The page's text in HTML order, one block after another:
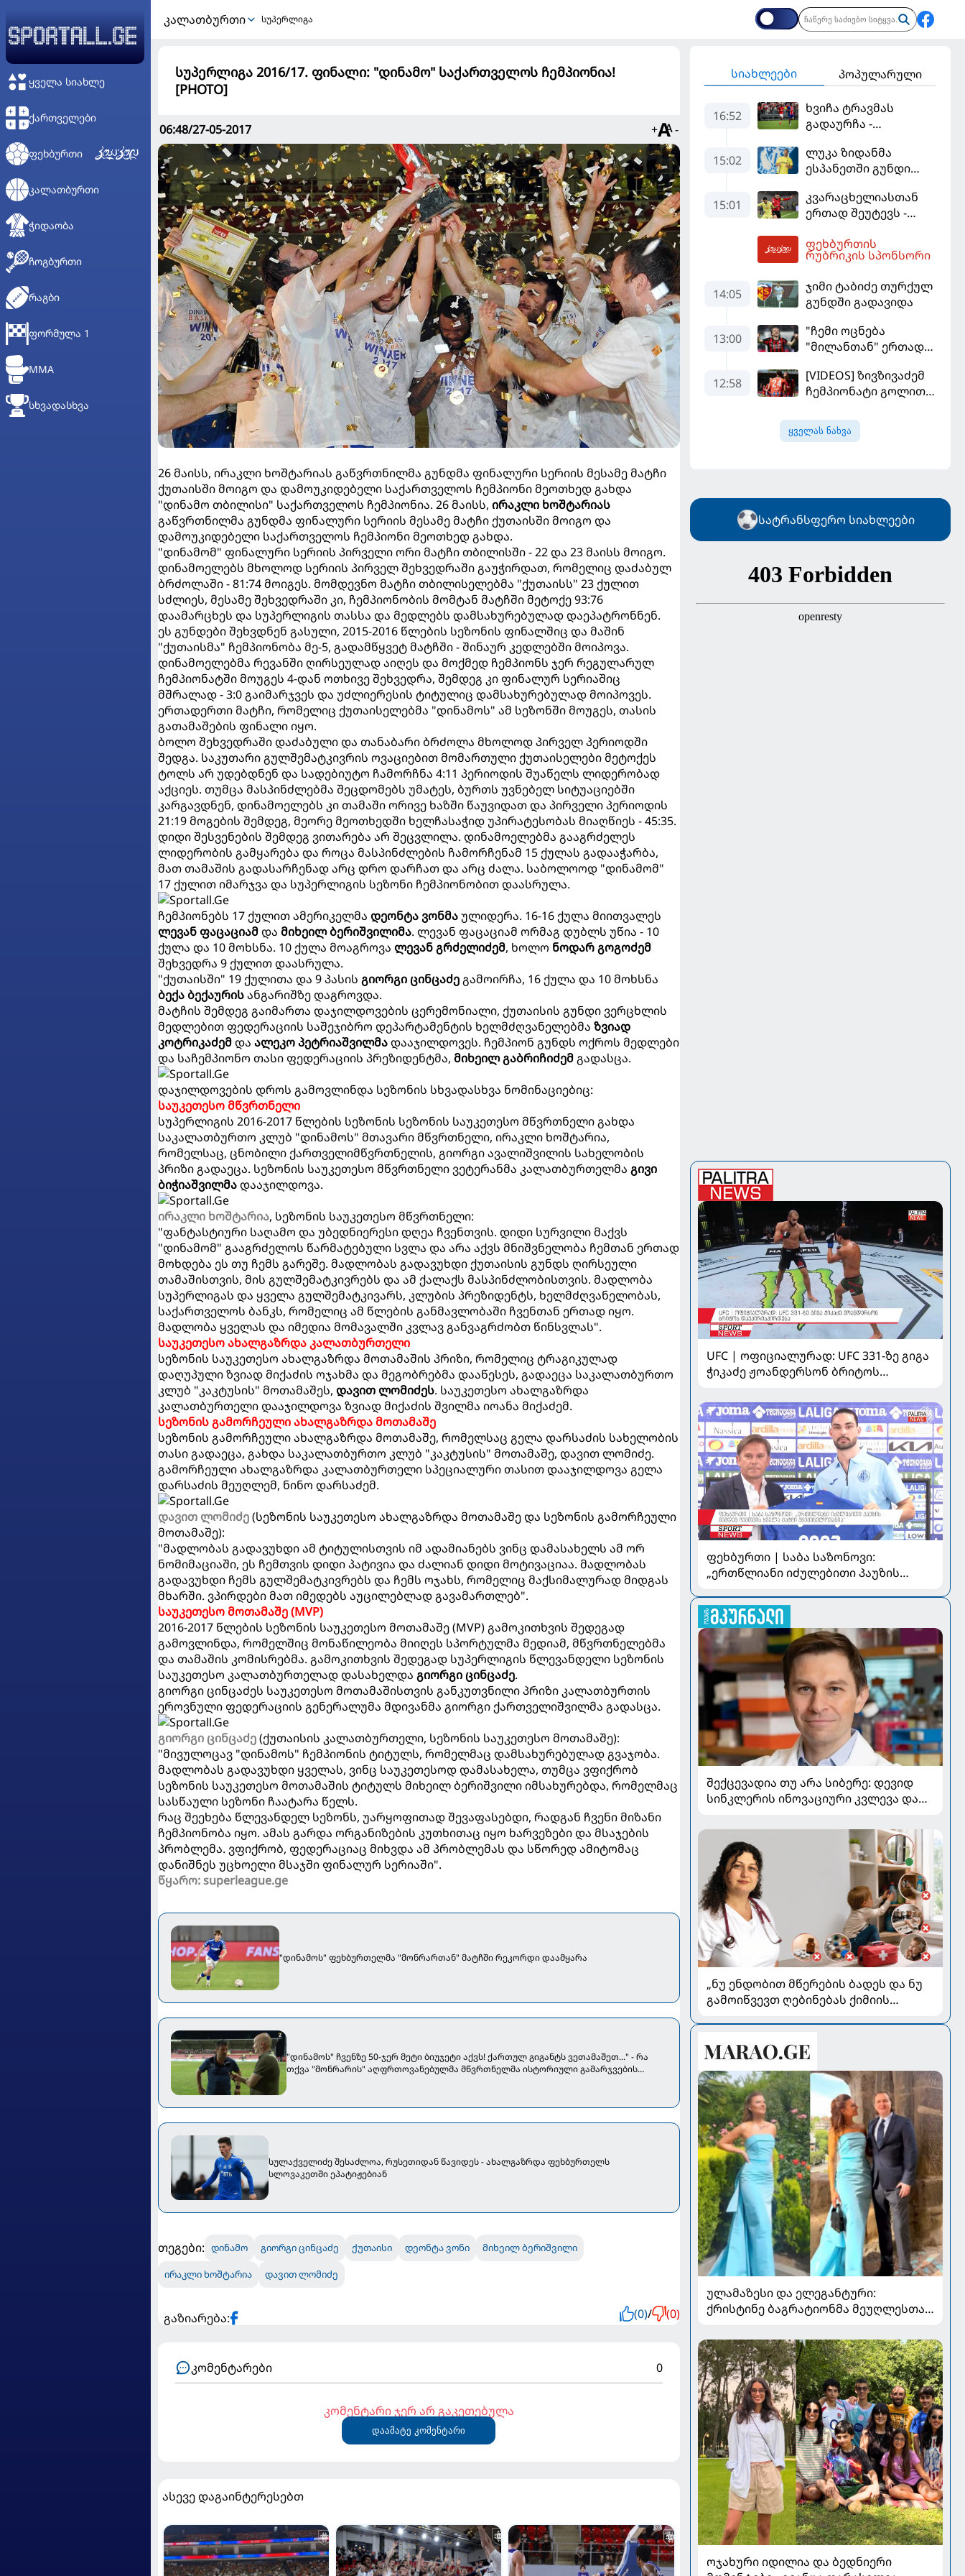
ᲧᲕᲔᲚᲐ ᲡᲘᲐᲮᲚᲔ
ᲥᲐᲠᲗᲕᲔᲚᲔᲑᲘ
ᲤᲔᲮᲑᲣᲠᲗᲘ
ᲙᲐᲚᲐᲗᲑᲣᲠᲗᲘ
ᲭᲘᲓᲐᲝᲑᲐ
ᲩᲝᲒᲑᲣᲠᲗᲘ
ᲠᲐᲒᲑᲘ
ᲤᲝᲠᲛᲣᲚᲐ 1
MMA
ᲡᲮᲕᲐᲓᲐᲡᲮᲕᲐ
ᲙᲐᲚᲐᲗᲑᲣᲠᲗᲘ სუპერლიგა
სუპერლიგა 2016/17. ფინალი: "დინამო" საქართველოს ჩემპიონია!
[PHOTO]
06:48/27-05-2017 + -
26 მაისს, ირაკლი ხოშტარიას გაწვრთნილმა გუნდმა ფინალური სერიის მესამე მატჩი
ქუთაისში მოიგო და დამოუკიდებელი საქართველოს ჩემპიონი მეოთხედ გახდა
"დინამო თბილისი" საქართველოს ჩემპიონია. 26 მაისს, ირაკლი ხოშტარიას
გაწვრთნილმა გუნდმა ფინალური სერიის მესამე მატჩი ქუთაისში მოიგო და
დამოუკიდებელი საქართველოს ჩემპიონი მეოთხედ გახდა.
"დინამომ" ფინალური სერიის პირველი ორი მატჩი თბილისში - 22 და 23 მაისს მოიგო.
დინამოელებს მხოლოდ სერიის პირველ შეხვედრაში გაუჭირდათ, რომელიც დაძაბულ
ბრძოლაში - 81:74 მოიგეს. მომდევნო მატჩი თბილისელებმა "ქუთაისს" 23 ქულით
სძლიეს, მესამე შეხვედრაში კი, ჩემპიონობის მომტან მატჩში მეტოქე 93:76
დაამარცხეს და სუპერლიგის თასსა და მედლებს დამსახურებულად დაეპატრონნენ.
ეს გუნდები შეხვდნენ გასული, 2015-2016 წლების სეზონის ფინალშიც და მაშინ
"ქუთაისმა" ჩემპიონობა მე-5, გადამწყვეტ მატჩში - შინაურ კედლებში მოიპოვა.
დინამოელებმა რევანში ღირსეულად აიღეს და მოქმედ ჩემპიონს ჯერ რეგულარულ
ჩემპიონატში მოუგეს 4-დან ოთხივე შეხვედრა, შემდეგ კი ფინალურ სერიაშიც
მშრალად - 3:0 გაიმარჯვეს და უძლიერესის ტიტულიც დამსახურებულად მოიპოვეს.
ერთადერთი მატჩი, რომელიც ქუთაისელებმა "დინამოს" ამ სეზონში მოუგეს, თასის
გათამაშების ფინალი იყო.
ბოლო შეხვედრაში დაძაბული და თანაბარი ბრძოლა მხოლოდ პირველ პერიოდში
შედგა. საკუთარი გულშემატკივრის ოვაციებით მომართული ქუთაისელები მეტოქეს
ტოლს არ უდებდნენ და სადებიუტო ჩამორჩნა 4:11 პერიოდის შუაწელს ლიდერობად
აქციეს. თუმცა მასპინძლებმა შეცდომებს უმატეს, ბურთს უვნებელ სიტუაციებში
კარგავდნენ, დინამოელებს კი თამაში ორივე ხაზში წაუვიდათ და პირველი პერიოდის
21:19 მოგების შემდეგ, მეორე მეოთხედში ხელჩასაჭიდ უპირატესობას მიაღწიეს - 45:35.
დიდი შესვენების შემდეგ ვითარება არ შეცვლილა. დინამოელებმა გააგრძელეს
ლიდერობის გამყარება და როცა მასპინძლების ჩამორჩენამ 15 ქულას გადააჭარბა,
მათ თამაშის გადასარჩენად არც დრო დარჩათ და არც ძალა. საბოლოოდ "დინამომ"
17 ქულით იმარჯვა და სუპერლიგის სეზონი ჩემპიონობით დაასრულა.
ჩემპიონებს 17 ქულით ამერიკელმა დეონტა ვონმაულიდერა. 16-16 ქულა მიითვალეს
ლევან ფაცაციამდა მიხეილ ბერიშვილიმა. ლევან ფაცაციამ ორმაგ დუბლს უწია - 10
ქულა და 10 მოხსნა. 10 ქულა მოაგროვა ლევან გრძელიძემ, ხოლო ნოდარ გოგოძემ
შეხვედრა 9 ქულით დაასრულა.
"ქუთაისში" 19 ქულითა და 9 პასის გიორგი ცინცაძეგამოირჩა, 16 ქულა და 10 მოხსნა
ბექა ბექაურისანგარიშზე დაგროვდა.
მატჩის შემდეგ გაიმართა დაჯილდოვების ცერემონიალი, ქუთაისის გუნდი ვერცხლის
მედლებით ფედერაციის საშეჯიბრო დეპარტამენტის ხელმძღვანელებმა ზვიად
კოტრიკაძემდა ალეკო პეტრიაშვილმადააჯილდოვეს. ჩემპიონ გუნდს ოქროს მედლები
და საჩემპიონო თასი ფედერაციის პრეზიდენტმა, მიხეილ გაბრიჩიძემგადასცა.
დაჯილდოვების დროს გამოვლინდა სეზონის სხვადასხვა ნომინაციებიც:
საუკეთესო მწვრთნელი
სუპერლიგის 2016-2017 წლების სეზონის სეზონის საუკეთესო მწვრთნელი გახდა
საკალათბურთო კლუბ "დინამოს" მთავარი მწვრთნელი, ირაკლი ხოშტარია,
რომელსაც, ცნობილი ქართველიმწვრთნელის, გიორგი ავალიშვილის სახელობის
პრიზი გადაეცა. სეზონის საუკეთესო მწვრთნელი ვეტერანმა კალათბურთელმა გივი
ბიჭიაშვილმადააჯილდოვა.
ირაკლი ხოშტარია, სეზონის საუკეთესო მწვრთნელი:
"ფანტასტიური საღამო და უბედნიერესი დღეა ჩვენთვის. დიდი სურვილი მაქვს
"დინამომ" გააგრძელოს წარმატებული სვლა და არა აქვს მნიშვნელობა ჩემთან ერთად
მოხდება ეს თუ ჩემს გარეშე. მადლობას გადავუხდი ქუთაისის გუნდს ღირსეული
თამაშისთვის, მის გულშემატკივრებს და ამ ქალაქს მასპინძლობისთვის. მადლობა
სუპერლიგას და ყველა გულშემატკივარს, კლუბის პრეზიდენტს, ხელმძღვანელობას,
საქართველოს ბანკს, რომელიც ამ წლების განმავლობაში ჩვენთან ერთად იყო.
მადლობა ყველას და იმედია მომავალში კვლავ განვაგრძობთ წინსვლას".
საუკეთესო ახალგაზრდა კალათბურთელი
სეზონის საუკეთესო ახალგაზრდა მოთამაშის პრიზი, რომელიც ტრაგიკულად
დაღუპული ზვიად მიქაძის ოჯახმა და მეგობრებმა დააწესეს, გადაეცა საკალათბურთო
კლუბ "კაკტუსის" მოთამაშეს, დავით ლომიძეს. საუკეთესო ახალგაზრდა
კალათბურთელი დააჯილდოვა ზვიად მიქაძის შვილმა იოანა მიქაძემ.
სეზონის გამორჩეული ახალგაზრდა მოთამაშე
სეზონის გამორჩეული ახალგაზრდა მოთამაშე, რომელსაც გელა დარსაძის სახელობის
თასი გადაეცა, გახდა საკალათბურთო კლუბ "კაკტუსის" მოთამაშე, დავით ლომიძე.
გამორჩეული ახალგაზრდა კალათბურთელი სპეციალური თასით დააჯილდოვა გელა
დარსაძის მეუღლემ, ნინო დარსაძემ.
დავით ლომიძე(სეზონის საუკეთესო ახალგაზრდა მოთამაშე და სეზონის გამორჩეული
მოთამაშე):
"მადლობას გადავუხდი ამ ტიტულისთვის იმ ადამიანებს ვინც დამასახელს ამ ორ
ნომიმაციაში, ეს ჩემთვის დიდი პატივია და ძალიან დიდი მოტივაციაა. მადლობას
გადავუხდი ჩემს გულშემატკივრებს და ჩემს ოჯახს, რომელიც მაქსიმალურად მიდგას
მხარში. ვპირდები მათ იმედებს აუცილებლად გავამართლებ".
საუკეთესო მოთამაშე (MVP)
2016-2017 წლების სეზონის საუკეთესო მოთამაშე (MVP) გამოკითხვის შედეგად
გამოვლინდა, რომელშიც მონაწილეობა მიიღეს სპორტულმა მედიამ, მწვრთნელებმა
და თამაშის კომისრებმა. გამოკითხვის შედეგად სუპერლიგის წლევანდელი სეზონის
საუკეთესო კალათბურთელად დასახელდა გიორგი ცინცაძე.
გიორგი ცინცაძეს საუკეთესო მოთამაშისთვის განკუთვნილი პრიზი კალათბურთის
ეროვნული ფედერაციის გენერალუმა მდივანმა გიორგი ქართველიშვილმა გადასცა.
გიორგი ცინცაძე(ქუთაისის კალათბურთელი, სეზონის საუკეთესო მოთამაშე):
"მივულოცავ "დინამოს" ჩემპიონის ტიტულს, რომელმაც დამსახურებულად გვაჯობა.
მადლობას გადავუხდი ყველას, ვინც საუკეთესოდ დამასახელა, თუმცა ვფიქრობ
სეზონის საუკეთესო მოთამაშის ტიტულს მიხეილ ბერიშვილი იმსახურებდა, რომელმაც
სასწაული სეზონი ჩაატარა წელს.
რაც შეეხება წლევანდელ სეზონს, უარყოფითად შევაფასებდი, რადგან ჩვენი მიზანი
ჩემპიონობა იყო. ამას გარდა ორგანიზების კუთხითაც იყო ხარვეზები და მსაჯების
პრობლემა. ვფიქრობ, ფედერაციაც მიხვდა ამ პრობლემას და სწორედ ამიტომაც
დანიშნეს უცხოელი მსაჯში ფინალურ სერიაში".
წყარო: superleague.ge
"დინამოს" ფეხბურთელმა "მონრართან" მატჩში რეკორდი დაამყარა
"დინამოს" ჩვენზე 50-ჯერ მეტი ბიუჯეტი აქვს! ქართულ გიგანტს ვეთამაშეთ..." - რა
თქვა "მონრარის" აღფრთოვანებულმა მწვრთნელმა ისტორიული გამარჯვების
სულაქველიძე შესაძლოა, რუსეთიდან წავიდეს - ახალგაზრდა ფეხბურთელს
სლოვაკეთში ეპატიჟებიან
თეგები: დინამო გიორგი ცინცაძე ქუთაისი დეონტა ვონი მიხეილ ბერიშვილი
ირაკლი ხოშტარია დავით ლომიძე
გაზიარება: (0)/ (0)
კომენტარები 0
კომენტარი ჯერ არ გაკეთებულა
დაამატე კომენტარი
ასევე დაგაინტერესებთ
სიახლეები პოპულარული
16:52
ხვიჩა ტრავმას
გადაურჩა -
პრეასისტი და პსჟ-ს
ფრე "მანჩესტერ
15:02
ლუკა ზიდანმა
ესპანეთში გუნდი
15:01
კვარაცხელიასთან
ერთად შეუტევს -
მალე პსჟ-ს
ფეხბურთელი
ფეხბურთის
რუბრიკის სპონსორი
14:05
ჯიმი ტაბიძე თურქულ
გუნდში გადავიდა
13:00
"ჩემი ოცნება
"მილანთან" ერთად
მოდრიჩმა
"როსონერიში" თავის
12:58
[VIDEOS] ზივზივაძემ
ჩემპიონატი გოლით,
გამარჯვებით დაიწყო
ყველას ნახვა
სატრანსფერო სიახლეები
UFC | ოფიციალურად: UFC 331-ზე გიგა
ჭიკაძე ჟოანდერსონ ბრიტოს
ფეხბურთი | საბა საზონოვი:
„ერთწლიანი იძულებითი პაუზის
მნიშვნელოვანია“
შექცევადია თუ არა სიბერე: დევიდ
სინკლერის ინოვაციური კვლევა და
„ნუ ენდობით მწერების ბადეს და ნუ
გამოიწვევთ ღებინებას ქიმიის
პედიატრ სალომე ახვლედიანის
რჩევები
ულამაზესი და ელეგანტური:
ქრისტინე ბაგრატიონმა მეუღლესთან
გააზიარა
ოჯახური იდილია და ბედნიერი